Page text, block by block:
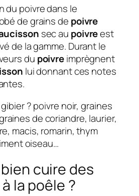
du poivre dans le
de grains de poivre
sec au poivreest
de la gamme. Durant le
du poivreimprègnent
lui donnant ces notes
? poivre noir, graines
de coriandre, laurier,
macis, romarin, thym
oiseau…
cuire des
la poêle ?